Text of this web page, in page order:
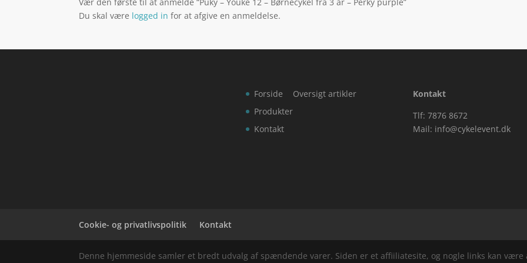
Du skal være logged in for at afgive en anmeldelse.
Forside
Produkter
Kontakt
Oversigt artikler
Kontakt
Tlf: 7876 8672
Mail: info@cykelevent.dk
Cookie- og privatlivspolitik Kontakt
Denne hjemmeside samler et bredt udvalg af spændende varer. Siden er et affiiliatesite, og nogle links kan være